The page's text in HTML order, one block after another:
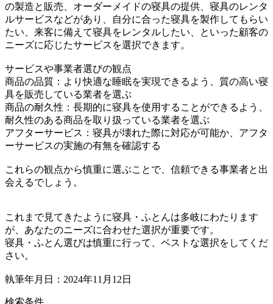
の製造と販売、オーダーメイドの寝具の提供、寝具のレンタ
ルサービスなどがあり、自分に合った寝具を製作してもらい
たい、来客に備えて寝具をレンタルしたい、といった顧客の
ニーズに応じたサービスを選択できます。
サービスや事業者選びの観点
商品の品質：より快適な睡眠を実現できるよう、質の高い寝
具を販売している業者を選ぶ
商品の耐久性：長期的に寝具を使用することができるよう、
耐久性のある商品を取り扱っている業者を選ぶ
アフターサービス：寝具が壊れた際に対応が可能か、アフタ
ーサービスの実施の有無を確認する
これらの観点から慎重に選ぶことで、信頼できる事業者と出
会えるでしょう。
これまで見てきたように寝具・ふとんは多岐にわたります
が、あなたのニーズに合わせた選択が重要です。
寝具・ふとん選びは慎重に行って、ベストな選択をしてくだ
さい。
執筆年月日：2024年11月12日
検索条件